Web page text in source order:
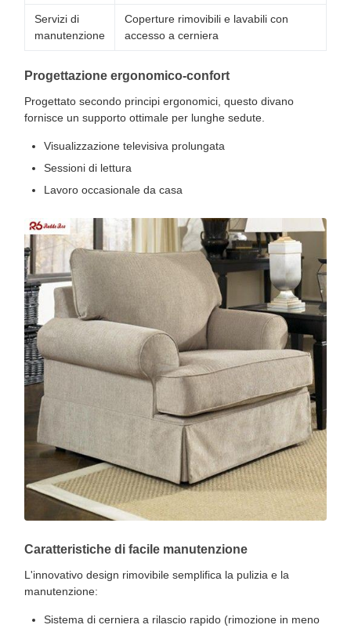
Servizi di
manutenzione
Coperture rimovibili e lavabili con
accesso a cerniera
Progettazione ergonomico-confort
Progettato secondo principi ergonomici, questo divano
fornisce un supporto ottimale per lunghe sedute.
Visualizzazione televisiva prolungata
Sessioni di lettura
Lavoro occasionale da casa
Caratteristiche di facile manutenzione
L'innovativo design rimovibile semplifica la pulizia e la
manutenzione:
Sistema di cerniera a rilascio rapido (rimozione in meno